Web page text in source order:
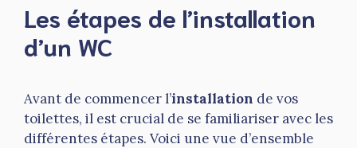
Les étapes de l’installation
d’un WC
Avant de commencer l’installation de vos
toilettes, il est crucial de se familiariser avec les
différentes étapes. Voici une vue d’ensemble